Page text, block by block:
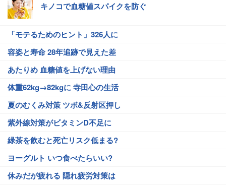
キノコで血糖値スパイクを防ぐ
「モテるためのヒント」326人に
容姿と寿命 28年追跡で見えた差
あたりめ 血糖値を上げない理由
体重62kg→82kgに 寺田心の生活
夏のむくみ対策 ツボ&反射区押し
紫外線対策がビタミンD不足に
緑茶を飲むと死亡リスク低まる?
ヨーグルト いつ食べたらいい?
休みだが疲れる 隠れ疲労対策は